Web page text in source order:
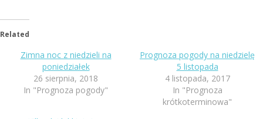
Related
Zimna noc z niedzieli na
poniedziałek
26 sierpnia, 2018
In "Prognoza pogody"
Prognoza pogody na niedzielę
5 listopada
4 listopada, 2017
In "Prognoza
krótkoterminowa"